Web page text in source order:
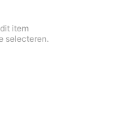
item
selecteren.